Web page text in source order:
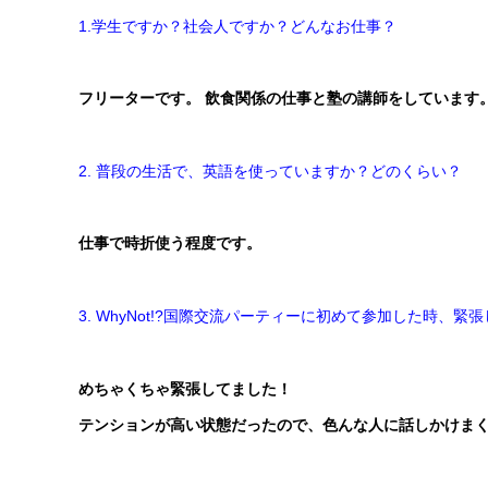
1. 学生ですか？社会人ですか？どんなお仕事？
フリーターです。 飲食関係の仕事と塾の講師をしています。
2. 普段の生活で、英語を使っていますか？どのくらい？
仕事で時折使う程度です。
3. WhyNot!?国際交流パーティーに初めて参加した時、緊張
めちゃくちゃ緊張してました！
テンションが高い状態だったので、色んな人に話しかけま